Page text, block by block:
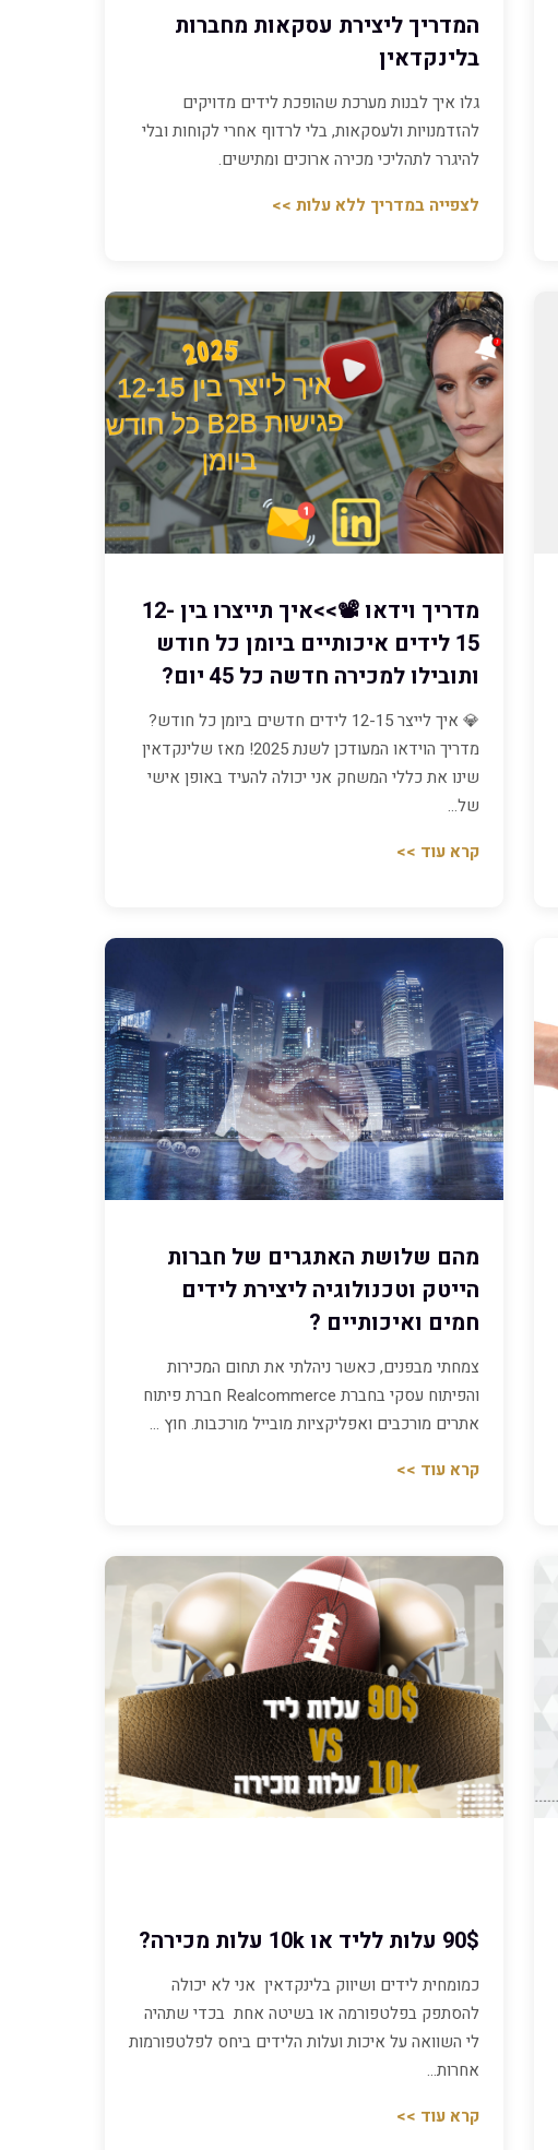
המדריך ליצירת עסקאות מחברות
בלינקדאין
גלו איך לבנות מערכת שהופכת לידים מדויקים
להזדמנויות ולעסקאות, בלי לרדוף אחרי לקוחות ובלי
להיגרר לתהליכי מכירה ארוכים ומתישים.
לצפייה במדריך ללא עלות >>
מדריך וידאו 📽️>>איך תייצרו בין 12-
15 לידים איכותיים ביומן כל חודש
ותובילו למכירה חדשה כל 45 יום?
💎 איך לייצר 12-15 לידים חדשים ביומן כל חודש?
מדריך הוידאו המעודכן לשנת 2025! מאז שלינקדאין
שינו את כללי המשחק אני יכולה להעיד באופן אישי
של…
קרא עוד >>
מהם שלושת האתגרים של חברות
הייטק וטכנולוגיה ליצירת לידים
חמים ואיכותיים ?
צמחתי מבפנים, כאשר ניהלתי את תחום המכירות
והפיתוח עסקי בחברת Realcommerce חברת פיתוח
אתרים מורכבים ואפליקציות מובייל מורכבות. חוץ …
קרא עוד >>
90$ עלות לליד או 10k עלות מכירה?
כמומחית לידים ושיווק בלינקדאין אני לא יכולה
להסתפק בפלטפורמה או בשיטה אחת בכדי שתהיה
לי השוואה על איכות ועלות הלידים ביחס לפלטפורמות
אחרות…
קרא עוד >>